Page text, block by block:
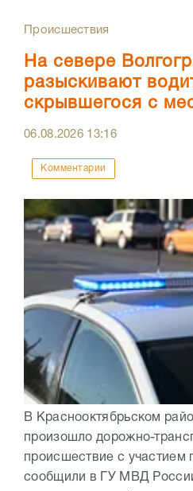
Происшествия
На севере
разыскивают
скрывшегося с
06.08.2026 13:16
Комментарии
В Краснооктябрьском
произошло дорожно-
происшествие с участием
сообщили в ГУ МВД